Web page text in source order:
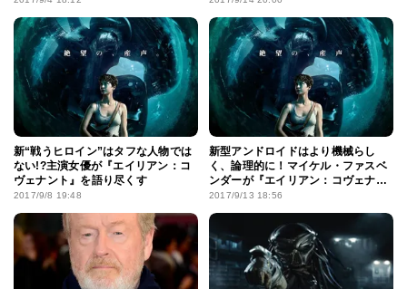
新“戦うヒロイン”はタフな人物では
ない!?主演女優が『エイリアン：コ
ヴェナント』を語り尽くす
2017/9/8 19:48
新型アンドロイドはより機械らし
く、論理的に！マイケル・ファスベ
ンダーが『エイリアン：コヴェナン
ト』を語る
2017/9/13 18:56